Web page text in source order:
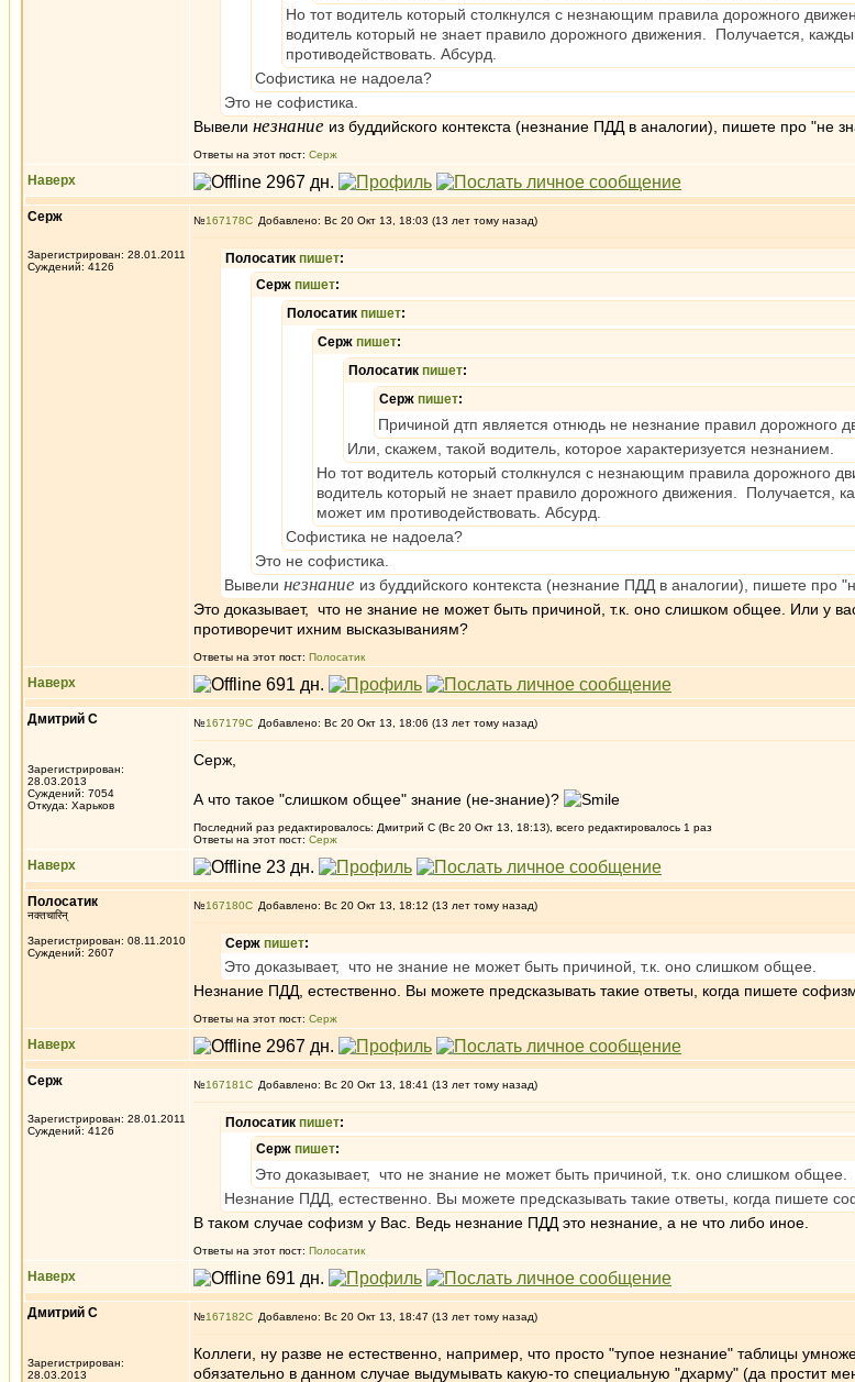
Но тот водитель который столкнулся с незнающим правила дорожного
водитель который не знает правило дорожного движения. Получается,
противодействовать. Абсурд.
Cофистика не надоела?
Это не софистика.
Вывели незнание из буддийского контекста (незнание ПДД в аналогии), пишете про "не
Ответы на этот пост: Серж
Наверх
Серж
Зарегистрирован: 28.01.2011
Суждений: 4126
№167178 Добавлено: Вс 20 Окт 13, 18:03 (13 лет тому назад)
Полосатик пишет:
Серж пишет:
Полосатик пишет:
Серж пишет:
Полосатик пишет:
Серж пишет:
Причиной дтп является отнюдь не незнание правил дорожного
Или, скажем, такой водитель, которое характеризуется незнанием.
Но тот водитель который столкнулся с незнающим правила дорожного
водитель который не знает правило дорожного движения. Получается,
может им противодействовать. Абсурд.
Cофистика не надоела?
Это не софистика.
Вывели незнание из буддийского контекста (незнание ПДД в аналогии), пишете про
Это доказывает, что не знание не может быть причиной, т.к. оно слишком общее. Или у
противоречит ихним высказываниям?
Ответы на этот пост: Полосатик
Наверх
Дмитрий С
Зарегистрирован:
28.03.2013
Суждений: 7054
Откуда: Харьков
№167179 Добавлено: Вс 20 Окт 13, 18:06 (13 лет тому назад)
Серж,
А что такое "слишком общее" знание (не-знание)?
Последний раз редактировалось: Дмитрий С (Вс 20 Окт 13, 18:13), всего редактировалось 1 раз
Ответы на этот пост: Серж
Наверх
Полосатик
नक्तचारिन्
Зарегистрирован: 08.11.2010
Суждений: 2607
№167180 Добавлено: Вс 20 Окт 13, 18:12 (13 лет тому назад)
Серж пишет:
Это доказывает, что не знание не может быть причиной, т.к. оно слишком общее.
Незнание ПДД, естественно. Вы можете предсказывать такие ответы, когда пишете
Ответы на этот пост: Серж
Наверх
Серж
Зарегистрирован: 28.01.2011
Суждений: 4126
№167181 Добавлено: Вс 20 Окт 13, 18:41 (13 лет тому назад)
Полосатик пишет:
Серж пишет:
Это доказывает, что не знание не может быть причиной, т.к. оно слишком общее.
Незнание ПДД, естественно. Вы можете предсказывать такие ответы, когда пишете
В таком случае софизм у Вас. Ведь незнание ПДД это незнание, а не что либо иное.
Ответы на этот пост: Полосатик
Наверх
Дмитрий С
Зарегистрирован:
28.03.2013
№167182 Добавлено: Вс 20 Окт 13, 18:47 (13 лет тому назад)
Коллеги, ну разве не естественно, например, что просто "тупое незнание" таблицы
обязательно в данном случае выдумывать какую-то специальную "дхарму" (да простит